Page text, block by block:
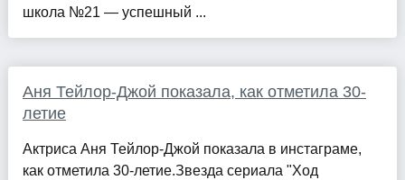
школа №21 — успешный ...
Аня Тейлор-Джой показала, как отметила 30-
летие
Актриса Аня Тейлор-Джой показала в инстаграме,
как отметила 30-летие.Звезда сериала "Ход